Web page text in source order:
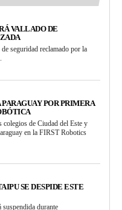
VALLADO DE
seguridad reclamado por la
POR PRIMERA
colegios de Ciudad del Este y
en la FIRST Robotics
SE DESPIDE ESTE
durante